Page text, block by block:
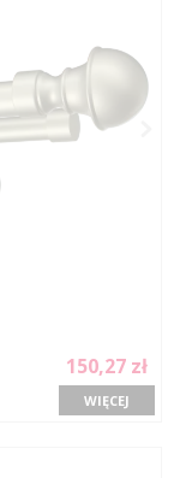
150,27 zł
WIĘCEJ